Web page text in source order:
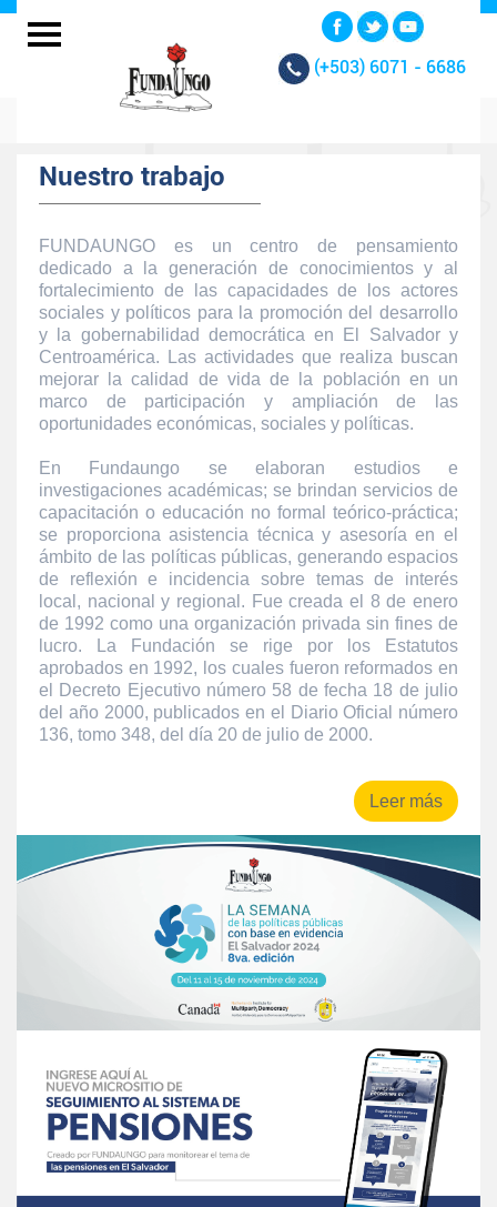
(+503) 6071 - 6686
Nuestro trabajo
FUNDAUNGO es un centro de pensamiento
dedicado a la generación de conocimientos y al
fortalecimiento de las capacidades de los actores
sociales y políticos para la promoción del desarrollo
y la gobernabilidad democrática en El Salvador y
Centroamérica. Las actividades que realiza buscan
mejorar la calidad de vida de la población en un
marco de participación y ampliación de las
oportunidades económicas, sociales y políticas.
En Fundaungo se elaboran estudios e
investigaciones académicas; se brindan servicios de
capacitación o educación no formal teórico-práctica;
se proporciona asistencia técnica y asesoría en el
ámbito de las políticas públicas, generando espacios
de reflexión e incidencia sobre temas de interés
local, nacional y regional. Fue creada el 8 de enero
de 1992 como una organización privada sin fines de
lucro. La Fundación se rige por los Estatutos
aprobados en 1992, los cuales fueron reformados en
el Decreto Ejecutivo número 58 de fecha 18 de julio
del año 2000, publicados en el Diario Oficial número
136, tomo 348, del día 20 de julio de 2000.
Leer más